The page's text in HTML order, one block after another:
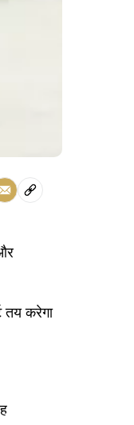
तय करेगा